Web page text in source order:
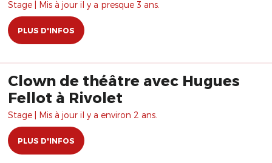
Stage | Mis à jour il y a presque 3 ans.
PLUS D'INFOS
Clown de théâtre avec Hugues
Fellot à Rivolet
Stage | Mis à jour il y a environ 2 ans.
PLUS D'INFOS